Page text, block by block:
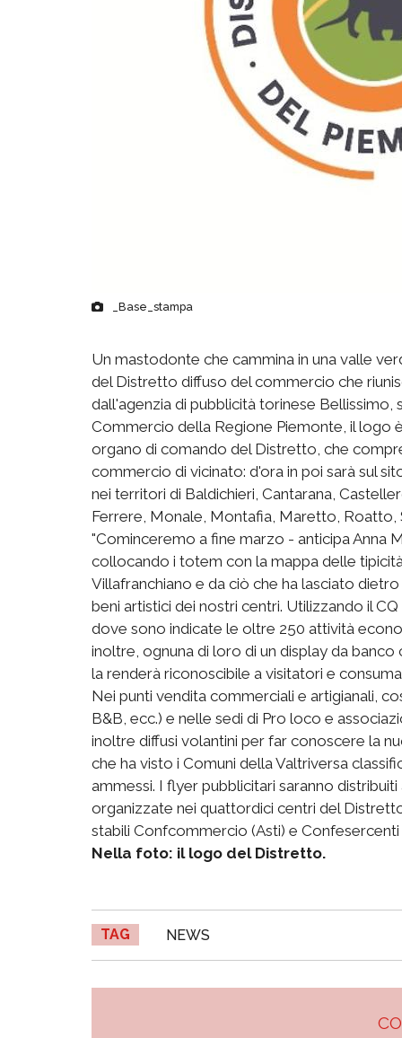
_Base_stampa
Un mastodonte che cammina in una valle
del Distretto diffuso del commercio che
dall'agenzia di pubblicità torinese
Commercio della Regione Piemonte, il logo
organo di comando del Distretto, che
commercio di vicinato: d'ora in poi sarà sul
nei territori di Baldichieri, Cantarana,
Ferrere, Monale, Montafia, Maretto, Roatto,
"Cominceremo a fine marzo - anticipa Anna
collocando i totem con la mappa delle
Villafranchiano e da ciò che ha lasciato
beni artistici dei nostri centri. Utilizzando il
dove sono indicate le oltre 250 attività
inoltre, ognuna di loro di un display da
la renderà riconoscibile a visitatori e
Nei punti vendita commerciali e artigianali,
B&B, ecc.) e nelle sedi di Pro loco e
inoltre diffusi volantini per far conoscere la
che ha visto i Comuni della Valtriversa
ammessi. I flyer pubblicitari saranno
organizzate nei quattordici centri del
stabili Confcommercio (Asti) e Confesercenti
Nella foto: il logo del Distretto.
TAG NEWS